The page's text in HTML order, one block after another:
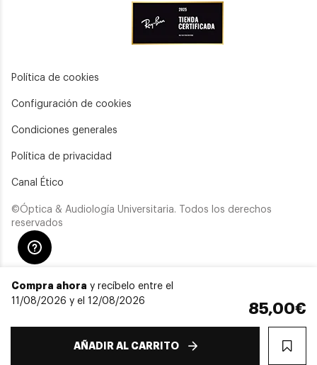
Compra ahora y recíbelo entre el
11/08/2026 y el 12/08/2026
85,00€
AÑADIR AL CARRITO
Política de cookies
Configuración de cookies
Condiciones generales
Política de privacidad
Canal Ético
©Óptica & Audiología Universitaria. Todos los derechos
reservados